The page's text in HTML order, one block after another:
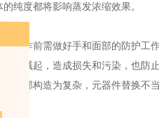
纯度都将影响蒸发浓缩效果。
。
操作前需做好手和面部的防护工
品溅起，造成损失和污染，也防止
内部构造为复杂，元器件替换不